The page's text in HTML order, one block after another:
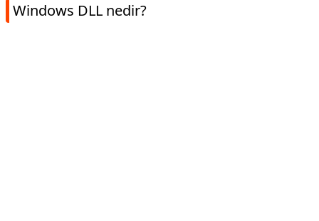
Windows DLL nedir?